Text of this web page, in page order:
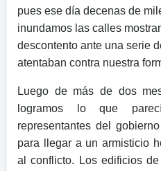
pues ese día decenas de
inundamos las calles
descontento ante una serie
atentaban contra nuestra
Luego de más de dos
logramos lo que
representantes del
para llegar a un armisticio
al conflicto. Los edificios